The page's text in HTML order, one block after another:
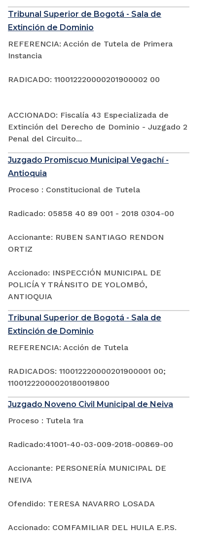
Tribunal Superior de Bogotá - Sala de
Extinción de Dominio
REFERENCIA: Acción de Tutela de Primera
Instancia
RADICADO: 110012220000201900002 00
ACCIONADO: Fiscalía 43 Especializada de
Extinción del Derecho de Dominio - Juzgado 2
Penal del Circuito...
Juzgado Promiscuo Municipal Vegachí -
Antioquia
Proceso : Constitucional de Tutela
Radicado: 05858 40 89 001 - 2018 0304-00
Accionante: RUBEN SANTIAGO RENDON
ORTIZ
Accionado: INSPECCIÓN MUNICIPAL DE
POLICÍA Y TRÁNSITO DE YOLOMBÓ,
ANTIOQUIA
Tribunal Superior de Bogotá - Sala de
Extinción de Dominio
REFERENCIA: Acción de Tutela
RADICADOS: 110012220000201900001 00;
11001222000020180019800
Juzgado Noveno Civil Municipal de Neiva
Proceso : Tutela 1ra
Radicado:41001-40-03-009-2018-00869-00
Accionante: PERSONERÍA MUNICIPAL DE
NEIVA
Ofendido: TERESA NAVARRO LOSADA
Accionado: COMFAMILIAR DEL HUILA E.P.S.